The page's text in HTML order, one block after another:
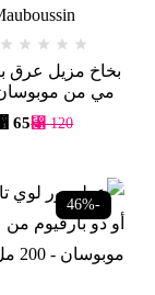
بخاخ مزيل عرق
مل
⃁120
65
-46%